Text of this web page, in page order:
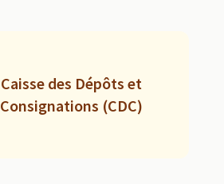
Caisse des Dépôts et
Consignations (CDC)